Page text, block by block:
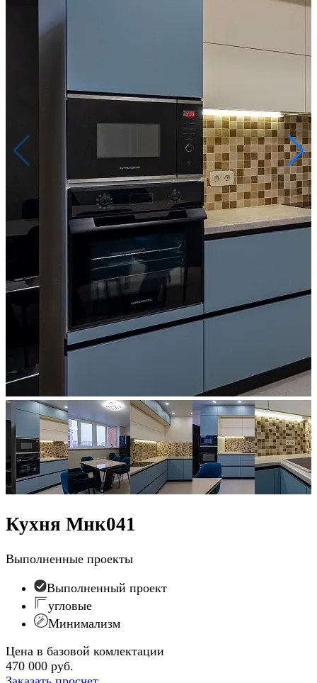
Кухня Мнк041
Выполненные проекты
Выполненный проект
угловые
Минимализм
Цена в базовой комлектации
470 000 руб.